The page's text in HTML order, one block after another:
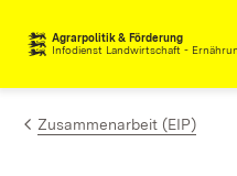
Zum Inhalt springen
Agrarpolitik & Förderung
Infodienst Landwirtschaft -
Zusammenarbeit (EIP)